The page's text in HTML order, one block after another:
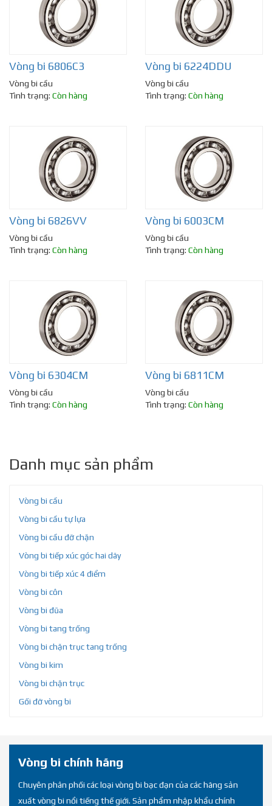
Vòng bi 6806C3
Vòng bi cầu
Tình trạng: Còn hàng
Vòng bi 6224DDU
Vòng bi cầu
Tình trạng: Còn hàng
Vòng bi 6826VV
Vòng bi cầu
Tình trạng: Còn hàng
Vòng bi 6003CM
Vòng bi cầu
Tình trạng: Còn hàng
Vòng bi 6304CM
Vòng bi cầu
Tình trạng: Còn hàng
Vòng bi 6811CM
Vòng bi cầu
Tình trạng: Còn hàng
Danh mục sản phẩm
Vòng bi cầu
Vòng bi cầu tự lựa
Vòng bi cầu đỡ chặn
Vòng bi tiếp xúc góc hai dãy
Vòng bi tiếp xúc 4 điểm
Vòng bi côn
Vòng bi đũa
Vòng bi tang trống
Vòng bi chặn trục tang trống
Vòng bi kim
Vòng bi chặn trục
Gối đỡ vòng bi
Vòng bi chính hãng
Chuyên phân phối các loại vòng bi bạc đạn của các hãng sản
xuất vòng bi nổi tiếng thế giới. Sản phẩm nhập khẩu chính